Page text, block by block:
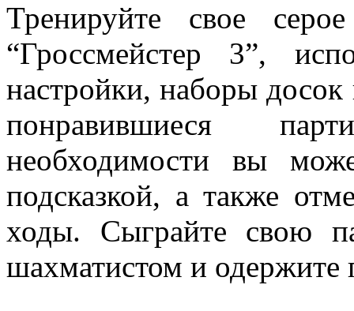
Тренируйте свое
“Гроссмейстер 3”,
настройки, наборы
понравившиеся
необходимости вы
подсказкой, а также
ходы. Сыграйте свою
шахматистом и одержите